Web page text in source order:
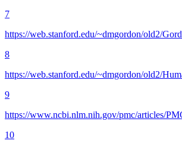
7
https://web.stanford.edu/~dmgordon/old2/
8
https://web.stanford.edu/~dmgordon/old2/
9
https://www.ncbi.nlm.nih.gov/pmc/articles/
10